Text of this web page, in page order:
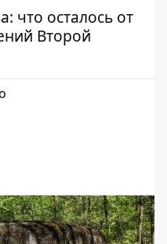
что осталось от
Второй